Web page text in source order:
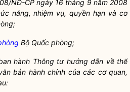
NĐ-CP ngày 16 tháng 9 năm 2008
năng, nhiệm vụ, quyền hạn và cơ
Bộ Quốc phòng;
hành Thông tư hướng dẫn về thể
bản hành chính của các cơ quan,